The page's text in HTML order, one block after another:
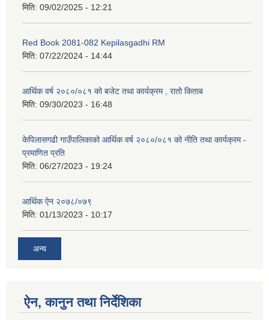
मिति: 09/02/2025 - 12:21
Red Book 2081-082 Kepilasgadhi RM
मिति: 07/22/2024 - 14:44
आर्थिक वर्ष २०८०/०८१ को बजेट तथा कार्यक्रम , रातो किताब
मिति: 09/30/2023 - 16:48
केपिलासगढी गाउँपालिकाको आर्थिक वर्ष २०८०/०८१ को नीति तथा कार्यक्रम -
प्रमाणित प्रति
मिति: 06/27/2023 - 19:24
आर्थिक ऐन २०७८/०७९
मिति: 01/13/2023 - 10:17
अन्य
ऐन, कानुन तथा निर्देशिका